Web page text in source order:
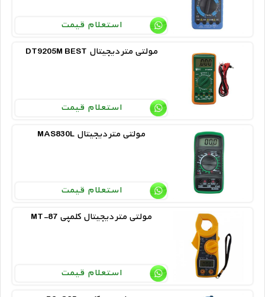
استعلام قیمت
DT9205M BEST مولتی متر دیجیتال
استعلام قیمت
MAS830L مولتی متر دیجیتال
استعلام قیمت
MT-87 مولتی متر دیجیتال کلمپی
استعلام قیمت